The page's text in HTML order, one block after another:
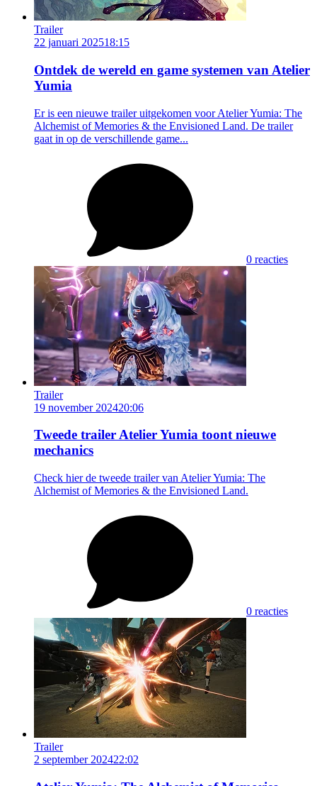
Trailer
22 januari 202518:15
Ontdek de wereld en game systemen van Atelier
Yumia
Er is een nieuwe trailer uitgekomen voor Atelier Yumia: The
Alchemist of Memories & the Envisioned Land. De trailer
gaat in op de verschillende game...
0 reacties
Trailer
19 november 202420:06
Tweede trailer Atelier Yumia toont nieuwe
mechanics
Check hier de tweede trailer van Atelier Yumia: The
Alchemist of Memories & the Envisioned Land.
0 reacties
Trailer
2 september 202422:02